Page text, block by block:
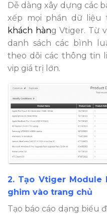
Dễ dàng xây dựng các
xếp mọi phần dữ liệu
khách hàng Vtiger. Từ
danh sách các bình
theo dõi các thông tin
vip giá trị lớn.
2. Tạo Vtiger Module
ghim vào trang chủ
Tạo báo cáo dạng biểu